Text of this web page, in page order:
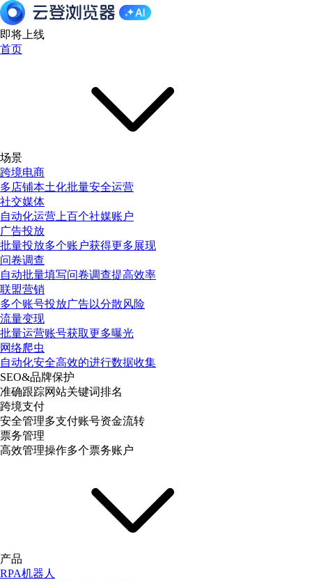
即将上线
首页
场景
跨境电商
多店铺本土化批量安全运营
社交媒体
自动化运营上百个社媒账户
广告投放
批量投放多个账户获得更多展现
问卷调查
自动批量填写问卷调查提高效率
联盟营销
多个账号投放广告以分散风险
流量变现
批量运营账号获取更多曝光
网络爬虫
自动化安全高效的进行数据收集
SEO&品牌保护
准确跟踪网站关键词排名
跨境支付
安全管理多支付账号资金流转
票务管理
高效管理操作多个票务账户
产品
RPA机器人